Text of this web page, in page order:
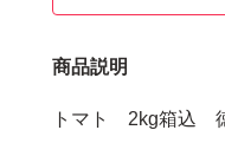
商品説明
トマト 2kg箱込